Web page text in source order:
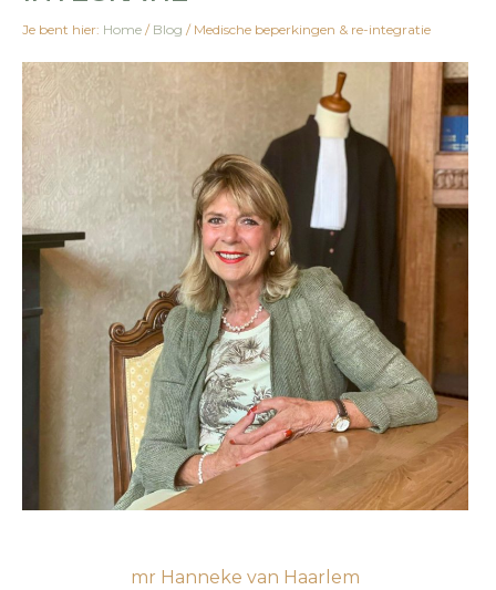
Je bent hier: Home / Blog /Medische beperkingen & re-integratie
mr Hanneke van Haarlem